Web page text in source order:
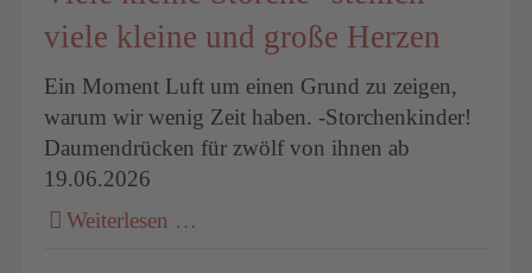
viele kleine und große Herzen
Ein Moment Luft um einen Grund zu zeigen,
warum wir wenig Zeit haben. -Storchenkinder!
Daumendrücken für zwölf von ihnen ab
19.06.2026
Weiterlesen …